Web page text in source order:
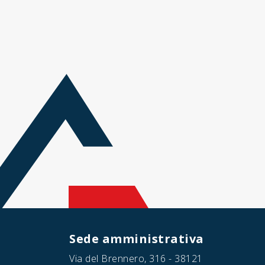
Sede amministrativa
Via del Brennero, 316 - 38121